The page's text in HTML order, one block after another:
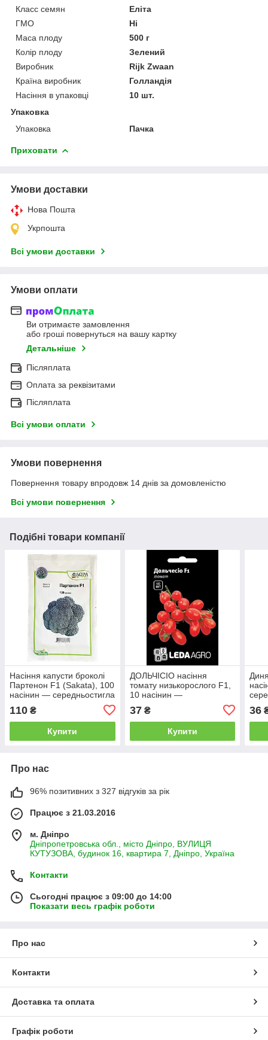
Класс семян
Еліта
ГМО
Ні
Маса плоду
500 г
Колір плоду
Зелений
Виробник
Rijk Zwaan
Країна виробник
Голландія
Насіння в упаковці
10 шт.
Упаковка
Упаковка
Пачка
Приховати
Умови доставки
Нова Пошта
Укрпошта
Всі умови доставки
Умови оплати
Ви отримаєте замовлення
або гроші повернуться на вашу картку
Детальніше
Післяплата
Оплата за реквізитами
Післяплата
Всі умови оплати
Умови повернення
Повернення товару впродовж 14 днів за домовленістю
Всі умови повернення
Подібні товари компанії
Насіння капусти броколі
Партенон F1 (Sakata), 100
насінин — середньостигла
куполоподібна
110 ₴
Купити
ДОЛЬЧІСІО насіння
томату низькорослого F1,
10 насінин —
типу черрі, LEDAAGRO
37₴
Купити
36
Про нас
96% позитивних з 327 відгуків за рік
Працює з 21.03.2016
м. Дніпро
Дніпропетровська обл., місто Дніпро, ВУЛИЦЯ
КУТУЗОВА, будинок 16, квартира 7, Дніпро, Україна
Контакти
Сьогодні працює з 09:00 до 14:00
Показати весь графік роботи
Про нас
Контакти
Доставка та оплата
Графік роботи